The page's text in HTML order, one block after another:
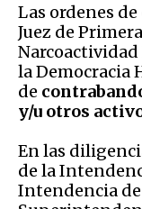
Las ordenes
Juez de
la Democracia
de
y/u otros
En las
de la
Intendencia